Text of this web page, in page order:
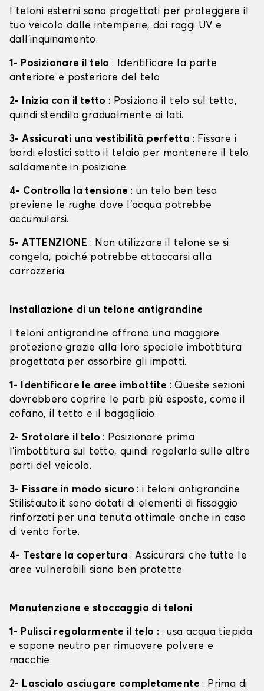
I teloni esterni sono progettati per proteggere il
tuo veicolo dalle intemperie, dai raggi UV e
dall'inquinamento.
1- Posizionare il telo: Identificare la parte
anteriore e posteriore del telo
2- Inizia con il tetto: Posiziona il telo sul tetto,
quindi stendilo gradualmente ai lati.
3- Assicurati una vestibilità perfetta : Fissare i
bordi elastici sotto il telaio per mantenere il telo
saldamente in posizione.
4- Controlla la tensione : un telo ben teso
previene le rughe dove l'acqua potrebbe
accumularsi.
5- ATTENZIONE : Non utilizzare il telone se si
congela, poiché potrebbe attaccarsi alla
carrozzeria.
Installazione di un telone antigrandine
I teloni antigrandine offrono una maggiore
protezione grazie alla loro speciale imbottitura
progettata per assorbire gli impatti.
1- Identificare le aree imbottite : Queste sezioni
dovrebbero coprire le parti più esposte, come il
cofano, il tetto e il bagagliaio.
2- Srotolare il telo: Posizionare prima
l'imbottitura sul tetto, quindi regolarla sulle altre
parti del veicolo.
3- Fissare in modo sicuro: i teloni antigrandine
Stilistauto.it sono dotati di elementi di fissaggio
rinforzati per una tenuta ottimale anche in caso
di vento forte.
4- Testare la copertura : Assicurarsi che tutte le
aree vulnerabili siano ben protette
Manutenzione e stoccaggio di teloni
1- Pulisci regolarmente il telo : : usa acqua tiepida
e sapone neutro per rimuovere polvere e
macchie.
2- Lascialo asciugare completamente: Prima di